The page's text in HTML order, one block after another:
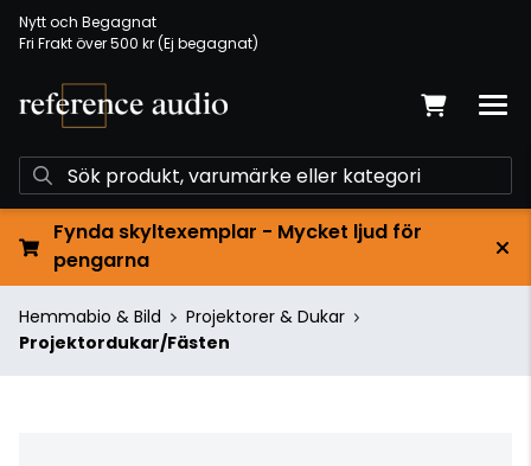
Nytt och Begagnat
Fri Frakt över 500 kr (Ej begagnat)
Fynda skyltexemplar - Mycket ljud för
pengarna
Hemmabio & Bild
Projektorer & Dukar
Projektordukar/Fästen